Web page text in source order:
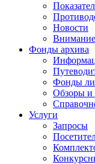
Новости
Фонды архива
Фонды
Обзоры и
Услуги
Запросы